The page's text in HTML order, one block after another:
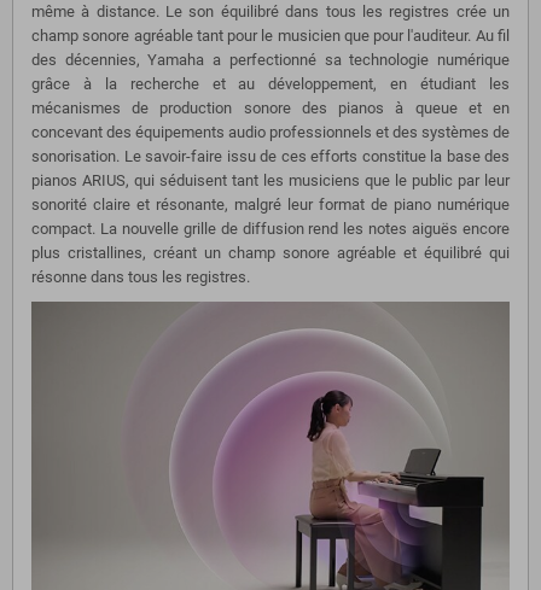
même à distance. Le son équilibré dans tous les registres crée un
champ sonore agréable tant pour le musicien que pour l'auditeur. Au fil
des décennies, Yamaha a perfectionné sa technologie numérique
grâce à la recherche et au développement, en étudiant les
mécanismes de production sonore des pianos à queue et en
concevant des équipements audio professionnels et des systèmes de
sonorisation. Le savoir-faire issu de ces efforts constitue la base des
pianos ARIUS, qui séduisent tant les musiciens que le public par leur
sonorité claire et résonante, malgré leur format de piano numérique
compact. La nouvelle grille de diffusion rend les notes aiguës encore
plus cristallines, créant un champ sonore agréable et équilibré qui
résonne dans tous les registres.